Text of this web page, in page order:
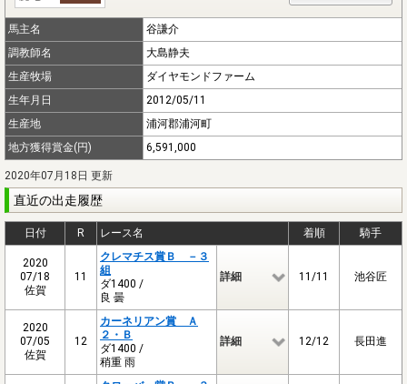
馬主名
谷謙介
調教師名
大島静夫
生産牧場
ダイヤモンドファーム
生年月日
2012/05/11
生産地
浦河郡浦河町
地方獲得賞金(円)
6,591,000
2020年07月18日 更新
直近の出走履歴
日付 R レース名 着順 騎手
2020
07/18
佐賀
11
クレマチス賞Ｂ －３
組
ダ1400 /
良 曇
詳細 11/11 池谷匠
2020
07/05
佐賀
12
カーネリアン賞 Ａ
２・Ｂ
ダ1400 /
稍重 雨
詳細 12/12 長田進